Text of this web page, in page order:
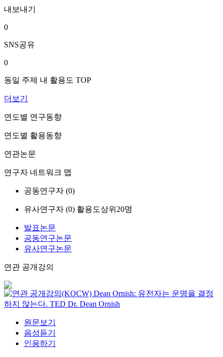
내보내기
0
SNS공유
0
동일 주제 내 활용도 TOP
더보기
연도별 연구동향
연도별 활용동향
연관논문
연구자 네트워크 맵
공동연구자 (0)
유사연구자 (0) 활용도상위20명
발표논문
공동연구논문
유사연구논문
연관 공개강의
Dean Ornish: 유전자는 운명을 결정
하지 않는다. TED Dr. Dean Ornish
원문보기
음성듣기
인용하기